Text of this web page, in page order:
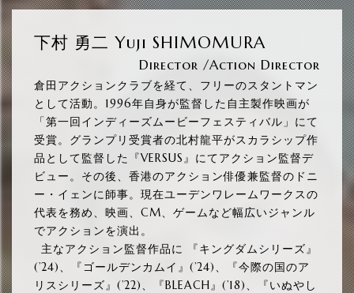
下村 勇二 Yuji SHIMOMURA
Director /Action Director
倉田アクションクラブを経て、フリーのスタントマン
として活動。1996年自身が監督した自主製作映画が
「第一回インディーズムービーフェスティバル」にて
受賞。グランプリ受賞者の北村龍平がスカラシップ作
品として監督した『VERSUS』にてアクション監督デ
ビュー。その後、香港のアクション俳優兼監督のドニ
ー・イェンに師事。現在ユーデンワレームワークスの
代表を務め、映画、CM、ゲームなど幅広いジャンル
でアクションを演出。
主なアクション監督作品に 『キングダムシリーズ』
(’24)、『ゴールデンカムイ』(’24)、『今際の国のア
リスシリーズ』(’22)、『BLEACH』(’18)、『いぬやし